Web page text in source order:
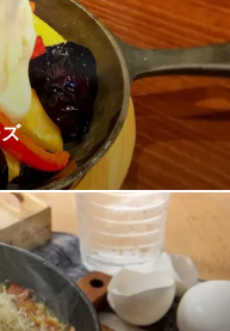
肉、などもバラエティー
変化を楽しめる！！
をスタッフが目の前で贅
テーブルを囲んで盛り上
お召し上がりください♪
ージ＆ベーコンのグリ